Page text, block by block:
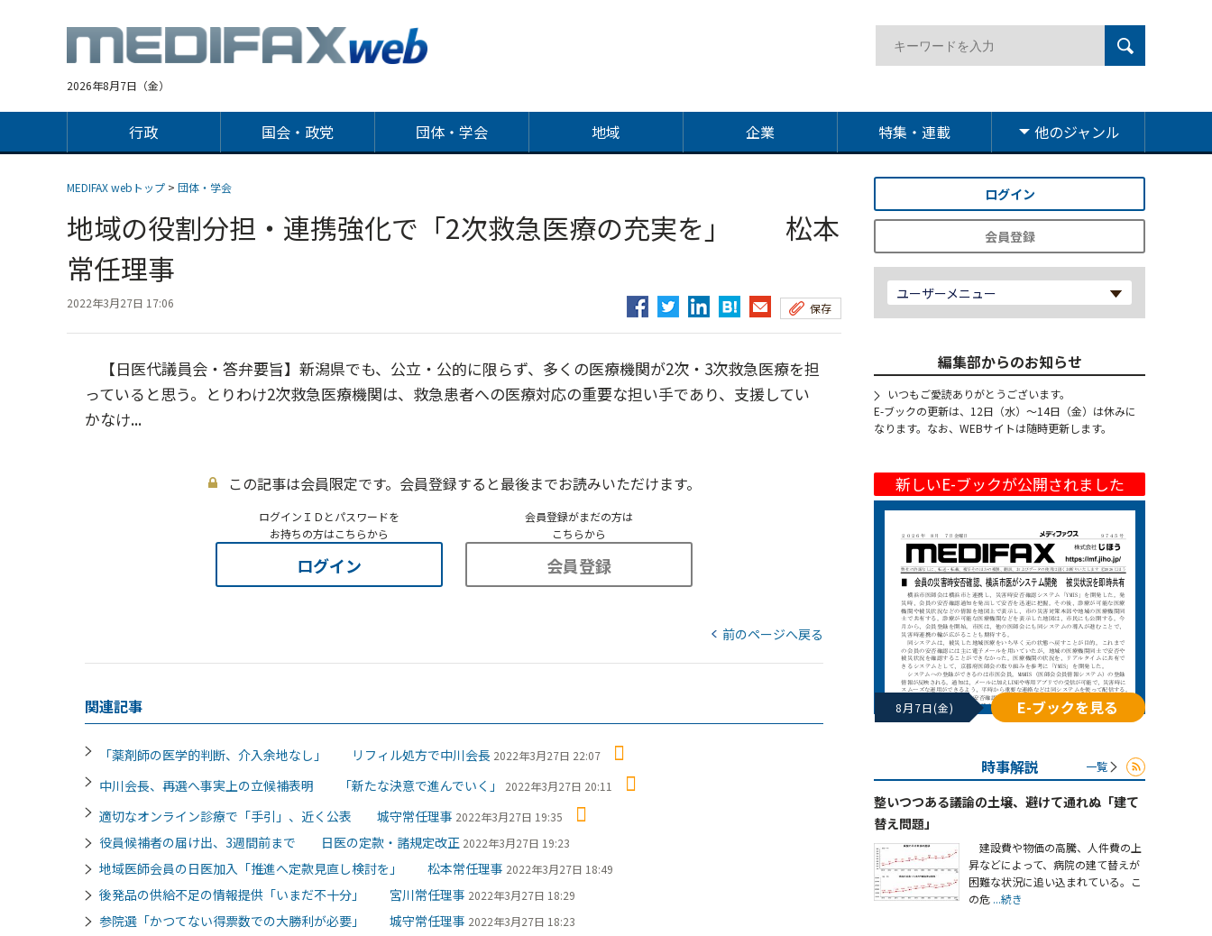
2026年8月7日（金）
行政 国会・政党 団体・学会 地域 企業 特集・連載 他のジャンル
MEDIFAX webトップ > 団体・学会
地域の役割分担・連携強化で「2次救急医療の充実を」 松本
常任理事
2022年3月27日 17:06 保存
【日医代議員会・答弁要旨】新潟県でも、公立・公的に限らず、多くの医療機関が2次・3次救急医療を担
っていると思う。とりわけ2次救急医療機関は、救急患者への医療対応の重要な担い手であり、支援してい
かなけ...
この記事は会員限定です。会員登録すると最後までお読みいただけます。
ログインＩＤとパスワードを
お持ちの方はこちらから
ログイン
会員登録がまだの方は
こちらから
会員登録
前のページへ戻る
関連記事
「薬剤師の医学的判断、介入余地なし」 リフィル処方で中川会長 2022年3月27日 22:07
中川会長、再選へ事実上の立候補表明 「新たな決意で進んでいく」 2022年3月27日 20:11
適切なオンライン診療で「手引」、近く公表 城守常任理事 2022年3月27日 19:35
役員候補者の届け出、3週間前まで 日医の定款・諸規定改正 2022年3月27日 19:23
地域医師会員の日医加入「推進へ定款見直し検討を」 松本常任理事 2022年3月27日 18:49
後発品の供給不足の情報提供「いまだ不十分」 宮川常任理事 2022年3月27日 18:29
参院選「かつてない得票数での大勝利が必要」 城守常任理事 2022年3月27日 18:23
ログイン
会員登録
ユーザーメニュー
編集部からのお知らせ
いつもご愛読ありがとうございます。
E-ブックの更新は、12日（水）～14日（金）は休みに
なります。なお、WEBサイトは随時更新します。
新しいE-ブックが公開されました
8月7日(金) E-ブックを見る
時事解説 一覧
整いつつある議論の土壌、避けて通れぬ「建て
替え問題」
建設費や物価の高騰、人件費の上
昇などによって、病院の建て替えが
困難な状況に追い込まれている。こ
の危 ...続き